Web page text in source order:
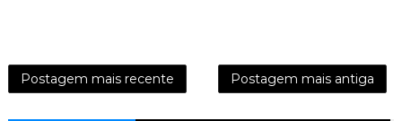
Postagem mais recente Postagem mais antiga